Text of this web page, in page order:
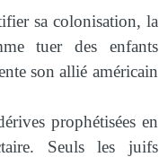
sa colonisation, la
tuer des enfants
son allié américain
prophétisées en
Seuls les juifs